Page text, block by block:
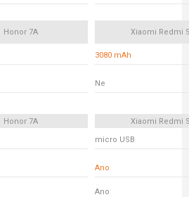
Honor 7A Xiaomi Redmi
3080 mAh
Ne
Honor 7A
Xiaomi Redmi
micro USB
Ano
Ano